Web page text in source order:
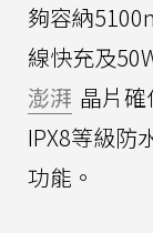
夠容納
線快充及
澎湃 晶片
IPX8等級防
功能。